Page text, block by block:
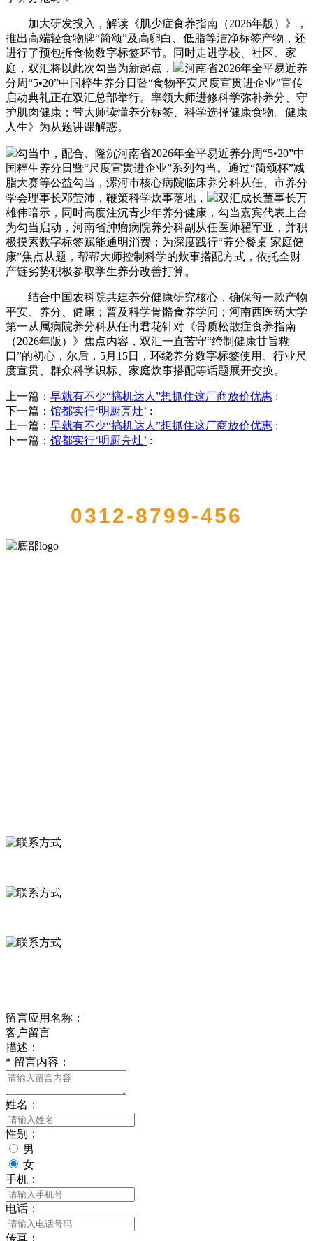
加大研发投入，解读《肌少症食养指南（2026年版）》，
推出高端轻食物牌“简颂”及高卵白、低脂等洁净标签产物，还
进行了预包拆食物数字标签环节。同时走进学校、社区、家
庭，双汇将以此次勾当为新起点，
河南省2026年全平易近养
分周“5•20”中国粹生养分日暨“食物平安尺度宣贯进企业”宣传
启动典礼正在双汇总部举行。率领大师进修科学弥补养分、守
护肌肉健康；带大师读懂养分标签、科学选择健康食物。健康
人生》为从题讲课解惑。
勾当中，配合、隆沉河南省2026年全平易近养分周“5•20”中
国粹生养分日暨“尺度宣贯进企业”系列勾当。通过“简颂杯”减
脂大赛等公益勾当，漯河市核心病院临床养分科从任、市养分
学会理事长邓莹沛，鞭策科学炊事落地，
双汇成长董事长万
雄伟暗示，同时高度注沉青少年养分健康，勾当嘉宾代表上台
为勾当启动，河南省肿瘤病院养分科副从任医师翟军亚，并积
极摸索数字标签赋能通明消费；为深度践行“养分餐桌 家庭健
康”焦点从题，帮帮大师控制科学的炊事搭配方式，依托全财
产链劣势积极参取学生养分改善打算。
结合中国农科院共建养分健康研究核心，确保每一款产物
平安、养分、健康；普及科学骨骼食养学问；河南西医药大学
第一从属病院养分科从任冉君花针对《骨质松散症食养指南
（2026年版）》焦点内容，双汇一直苦守“缔制健康甘旨糊
口”的初心，尔后，5月15日，环绕养分数字标签使用、行业尺
度宣贯、群众科学识标、家庭炊事搭配等话题展开交换。
上一篇： 早就有不少“搞机达人”想抓住这厂商放价优惠 :
下一篇： 馆都实行‘明厨亮灶’ :
上一篇： 早就有不少“搞机达人”想抓住这厂商放价优惠 :
下一篇： 馆都实行‘明厨亮灶’ :
0312-8799-456
留言应用名称：
客户留言
描述：
* 留言内容：
姓名：
性别：
男
女
手机：
电话：
传真：